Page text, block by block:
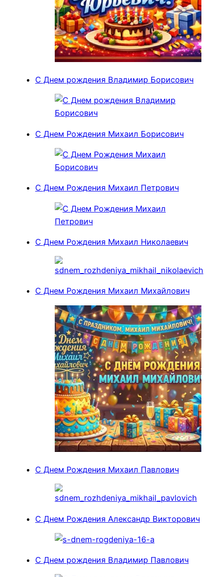
С Днем рождения Владимир Борисович
С Днем Рождения Михаил Борисович
С Днем Рождения Михаил Петрович
С Днем Рождения Михаил Николаевич
С Днем Рождения Михаил Михайлович
С Днем Рождения Михаил Павлович
С Днем Рождения Александр Викторович
С Днем рождения Владимир Павлович